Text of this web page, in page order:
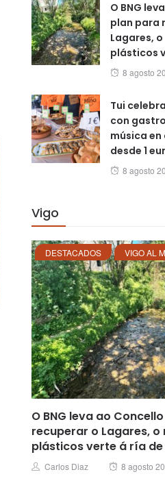
O BNG
plan para
Lagares,
plásticos
Posted
8 agosto
Tui
con
música
desde 1
Posted
8 agosto
Vigo
DESTACADOS VIGO AL
O BNG leva ao
recuperar o Lagares,
plásticos verte á ría de
Author
Carlos Diaz
Posted
8 agosto